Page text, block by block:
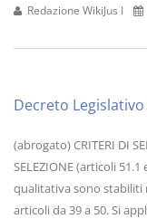
Redazione WikiJus I
Decreto
(abrogato) CRITERI DI
SELEZIONE (articoli
qualitativa sono stabiliti
articoli da 39 a 50. Si